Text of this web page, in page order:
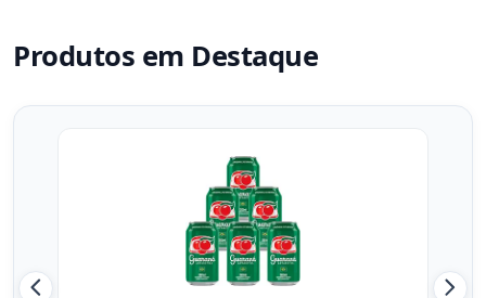
Produtos em Destaque